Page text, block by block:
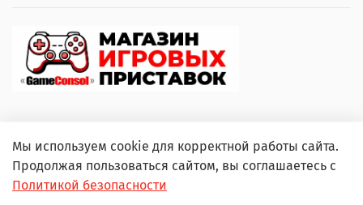
© 2000–2026 GameConsol. Любое использование
контента без письменного разрешения запрещено.
Мы используем cookie для корректной работы сайта.
Продолжая пользоваться сайтом, вы соглашаетесь с
Политикой безопасности